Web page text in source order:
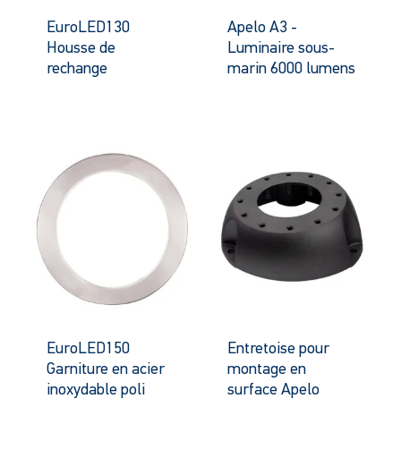
EuroLED130
Housse de
rechange
Apelo A3 -
Luminaire sous-
marin 6000 lumens
EuroLED150
Garniture en acier
inoxydable poli
Entretoise pour
montage en
surface Apelo